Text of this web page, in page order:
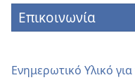
Επικοινωνία
Ενημερωτικό Υλικό